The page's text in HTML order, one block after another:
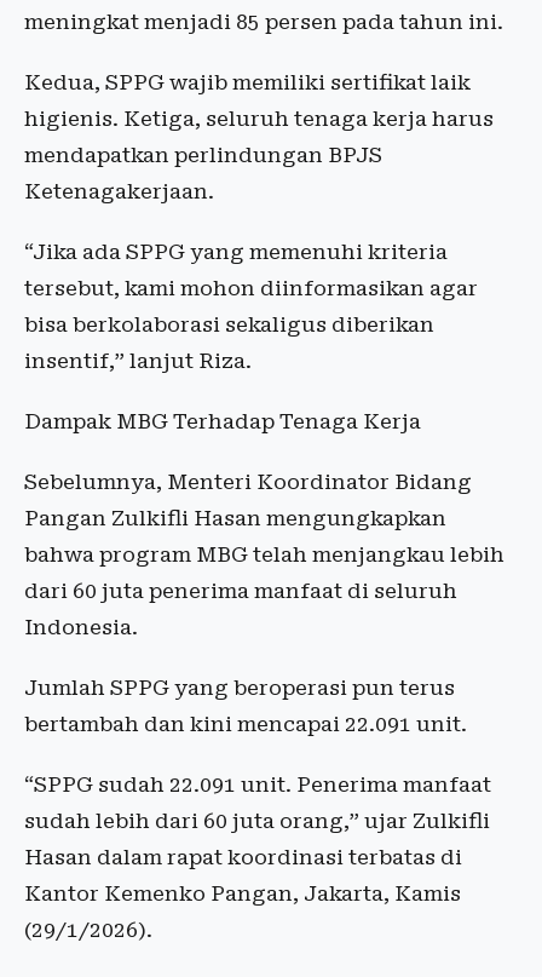
meningkat menjadi 85 persen pada tahun ini.
Kedua, SPPG wajib memiliki sertifikat laik
higienis. Ketiga, seluruh tenaga kerja harus
mendapatkan perlindungan BPJS
Ketenagakerjaan.
“Jika ada SPPG yang memenuhi kriteria
tersebut, kami mohon diinformasikan agar
bisa berkolaborasi sekaligus diberikan
insentif,” lanjut Riza.
Dampak MBG Terhadap Tenaga Kerja
Sebelumnya, Menteri Koordinator Bidang
Pangan Zulkifli Hasan mengungkapkan
bahwa program MBG telah menjangkau lebih
dari 60 juta penerima manfaat di seluruh
Indonesia.
Jumlah SPPG yang beroperasi pun terus
bertambah dan kini mencapai 22.091 unit.
“SPPG sudah 22.091 unit. Penerima manfaat
sudah lebih dari 60 juta orang,” ujar Zulkifli
Hasan dalam rapat koordinasi terbatas di
Kantor Kemenko Pangan, Jakarta, Kamis
(29/1/2026).